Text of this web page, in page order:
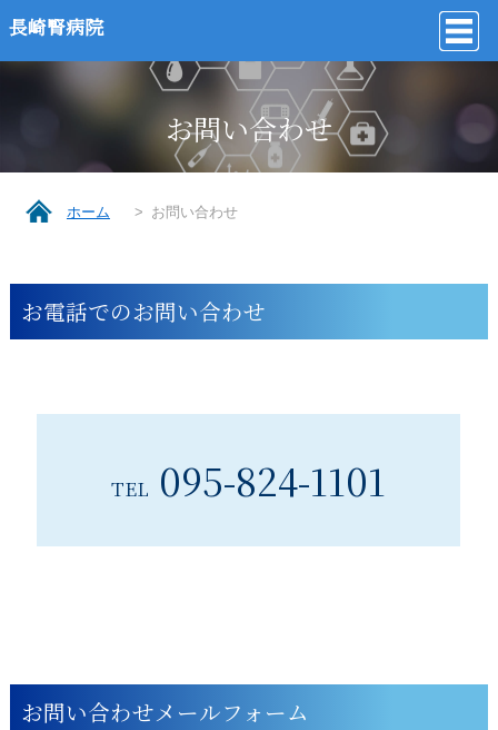
長崎腎病院
お問い合わせ
ホーム お問い合わせ
お電話でのお問い合わせ
TEL 095-824-1101
お問い合わせメールフォーム